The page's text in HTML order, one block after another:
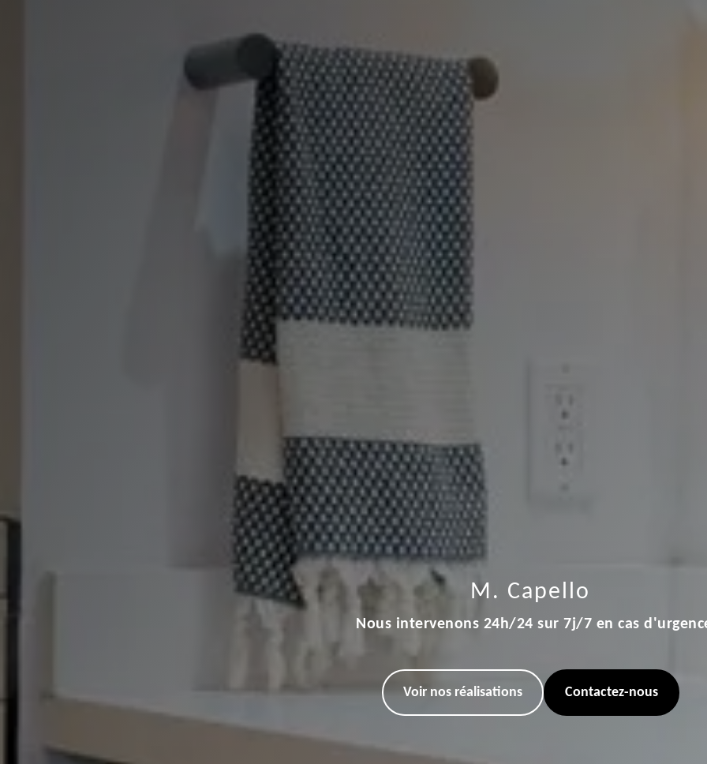
M. Capello
Nous intervenons 24h/24 sur 7j/7 en cas
Voir nos réalisations Contactez-nous